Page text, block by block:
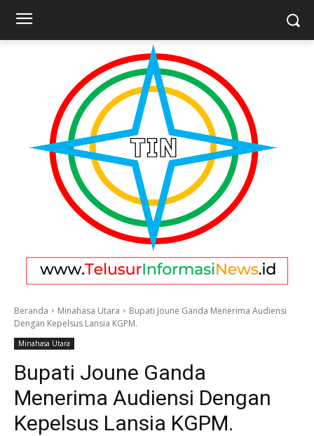
Beranda Minahasa Utara
Bupati Joune Ganda Menerima Audiensi
Dengan Kepelsus Lansia KGPM.
Minahasa Utara
Bupati Joune Ganda
Menerima Audiensi Dengan
Kepelsus Lansia KGPM.